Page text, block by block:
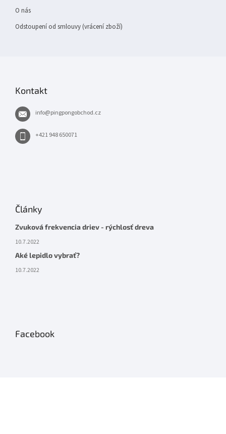
O nás
Odstoupení od smlouvy (vrácení zboží)
Kontakt
info@pingpongobchod.cz
+421 948 650071
Články
Zvuková frekvencia driev - rýchlosť dreva
10.7.2022
Aké lepidlo vybrať?
10.7.2022
Facebook